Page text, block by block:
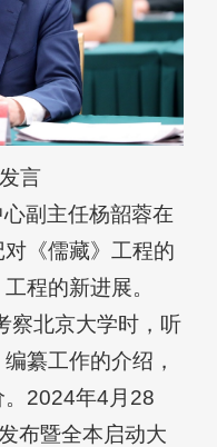
言
心副主任杨韶蓉在
《儒藏》工程的
程的新进展。
察北京大学时，听
纂工作的介绍，
。2024年4月28
布暨全本启动大